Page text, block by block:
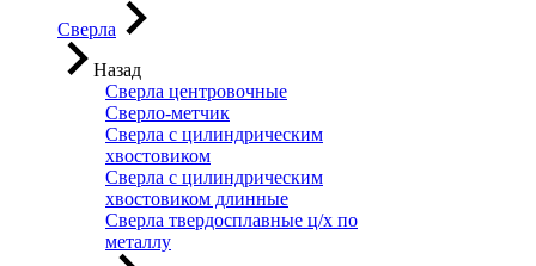
Сверла
Назад
Сверла центровочные
Сверло-метчик
Сверла с цилиндрическим
хвостовиком
Сверла с цилиндрическим
хвостовиком длинные
Сверла твердосплавные ц/х по
металлу